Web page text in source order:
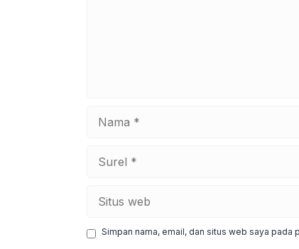
Simpan nama, email, dan situs web saya